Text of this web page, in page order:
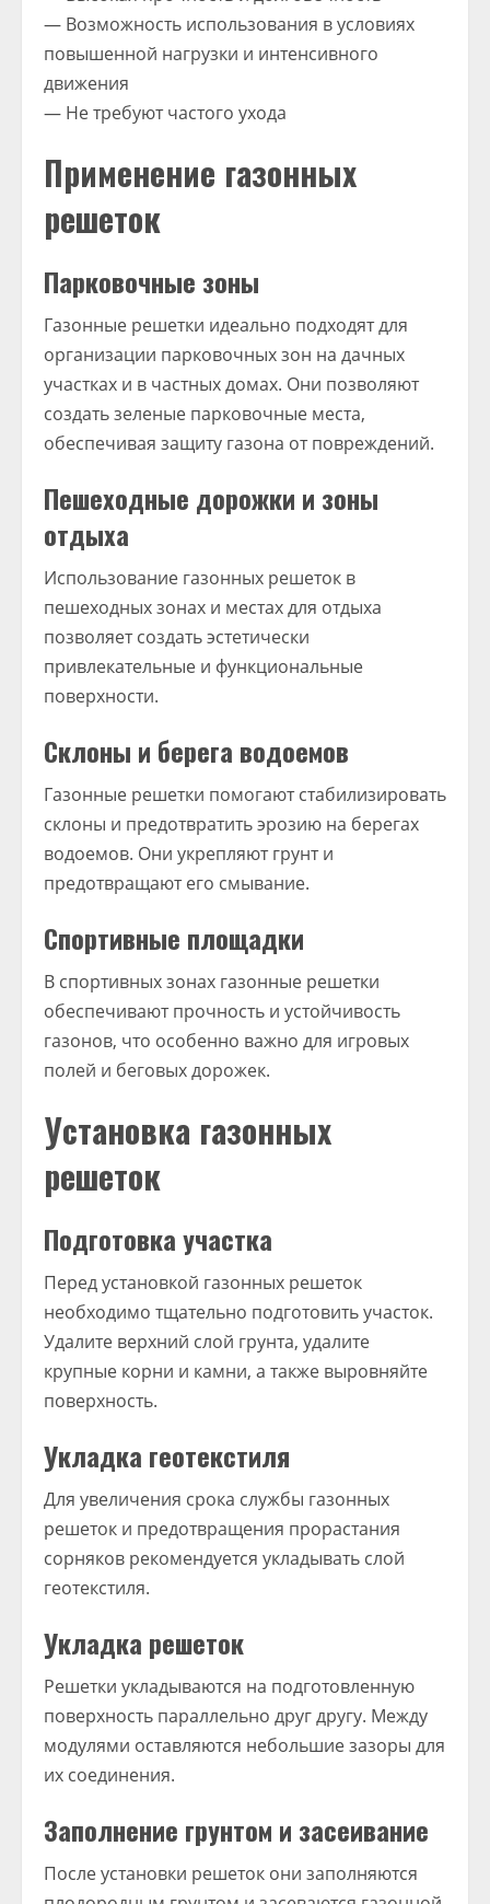
— Возможность использования в условиях
повышенной нагрузки и интенсивного
движения
— Не требуют частого ухода
Применение газонных
решеток
Парковочные зоны
Газонные решетки идеально подходят для
организации парковочных зон на дачных
участках и в частных домах. Они позволяют
создать зеленые парковочные места,
обеспечивая защиту газона от повреждений.
Пешеходные дорожки и зоны
отдыха
Использование газонных решеток в
пешеходных зонах и местах для отдыха
позволяет создать эстетически
привлекательные и функциональные
поверхности.
Склоны и берега водоемов
Газонные решетки помогают стабилизировать
склоны и предотвратить эрозию на берегах
водоемов. Они укрепляют грунт и
предотвращают его смывание.
Спортивные площадки
В спортивных зонах газонные решетки
обеспечивают прочность и устойчивость
газонов, что особенно важно для игровых
полей и беговых дорожек.
Установка газонных
решеток
Подготовка участка
Перед установкой газонных решеток
необходимо тщательно подготовить участок.
Удалите верхний слой грунта, удалите
крупные корни и камни, а также выровняйте
поверхность.
Укладка геотекстиля
Для увеличения срока службы газонных
решеток и предотвращения прорастания
сорняков рекомендуется укладывать слой
геотекстиля.
Укладка решеток
Решетки укладываются на подготовленную
поверхность параллельно друг другу. Между
модулями оставляются небольшие зазоры для
их соединения.
Заполнение грунтом и засеивание
После установки решеток они заполняются